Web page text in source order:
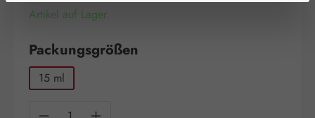
Artikel auf Lager.
Packungsgrößen
15 ml
Produkt Anzahl: Gib den gewünschten